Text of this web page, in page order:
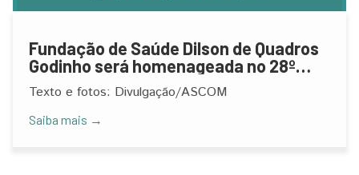
Fundação de Saúde Dilson de Quadros
Godinho será homenageada no 28º
Encontro da Imprensa
Texto e fotos: Divulgação/ASCOM
Saiba mais →